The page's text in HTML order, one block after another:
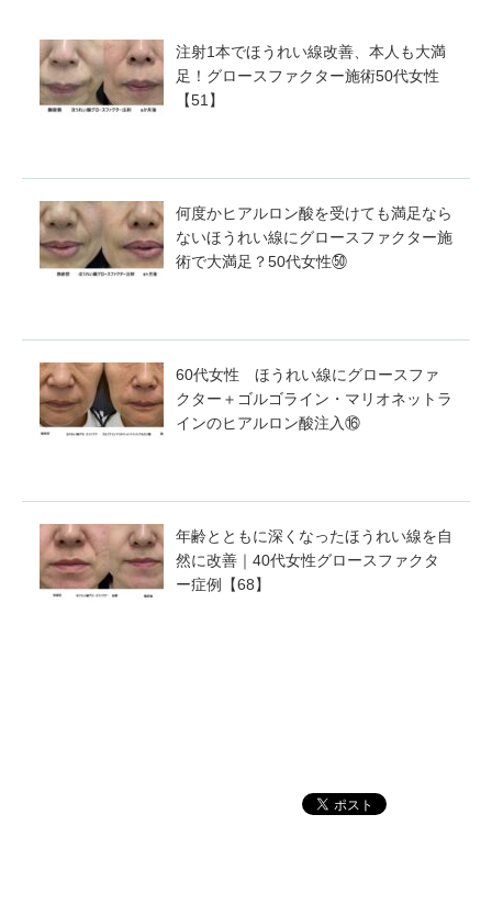
注射1本でほうれい線改善、本人も大満
足！グロースファクター施術50代女性
【51】
何度かヒアルロン酸を受けても満足なら
ないほうれい線にグロースファクター施
術で大満足？50代女性㊿
60代女性 ほうれい線にグロースファ
クター＋ゴルゴライン・マリオネットラ
インのヒアルロン酸注入⑯
年齢とともに深くなったほうれい線を自
然に改善｜40代女性グロースファクタ
ー症例【68】